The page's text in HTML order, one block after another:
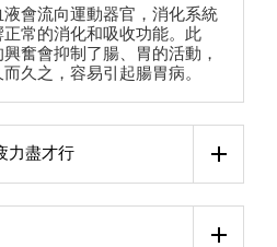
會流向運動器官，消化系統
常的消化和吸收功能。此
奮會抑制了腸、胃的活動，
久之，容易引起腸胃病。
力盡才行